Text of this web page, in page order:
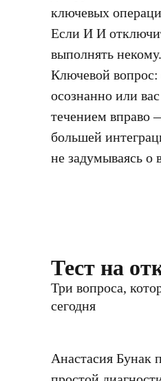
ключевых
Если И И
выполнять некому.
Ключевой вопрос:
осознанно или
течением вправо
большей
не задумываясь о
Тест на
Три вопроса,
сегодня
Анастасия Бунак